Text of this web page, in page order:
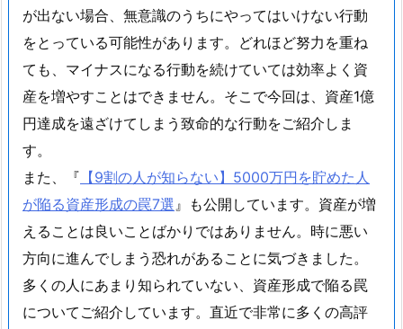
が出ない場合、無意識のうちにやってはいけない行動
をとっている可能性があります。どれほど努力を重ね
ても、マイナスになる行動を続けていては効率よく資
産を増やすことはできません。そこで今回は、資産1億
円達成を遠ざけてしまう致命的な行動をご紹介しま
す。
また、『 【9割の人が知らない】5000万円を貯めた人
が陥る資産形成の罠7選』も公開しています。資産が増
えることは良いことばかりではありません。時に悪い
方向に進んでしまう恐れがあることに気づきました。
多くの人にあまり知られていない、資産形成で陥る罠
についてご紹介しています。直近で非常に多くの高評